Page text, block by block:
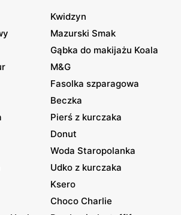
Kwidzyn
Mazurski Smak
Gąbka do makijażu Koala
M&G
Fasolka szparagowa
Beczka
Pierś z kurczaka
Donut
Woda Staropolanka
Udko z kurczaka
Ksero
Choco Charlie